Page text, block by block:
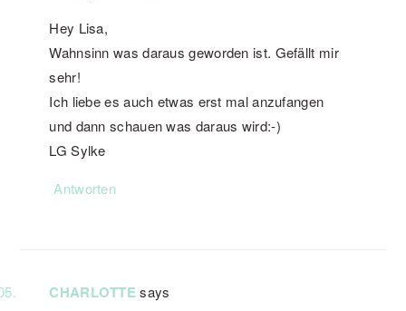
Hey Lisa,
Wahnsinn was daraus geworden ist. Gefällt mir
sehr!
Ich liebe es auch etwas erst mal anzufangen
und dann schauen was daraus wird:-)
LG Sylke
Antworten
CHARLOTTE says